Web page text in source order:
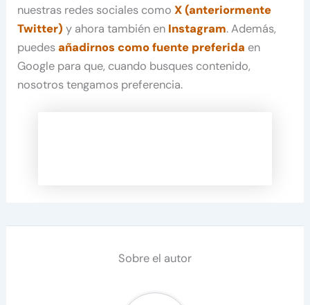
nuestras redes sociales comoX (anteriormente
Twitter) y ahora también en Instagram. Además,
puedesañadirnos como fuente preferida en
Google para que, cuando busques contenido,
nosotros tengamos preferencia.
Sobre el autor